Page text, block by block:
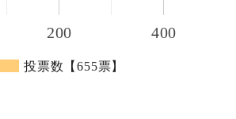
投票数【655票】
200 400